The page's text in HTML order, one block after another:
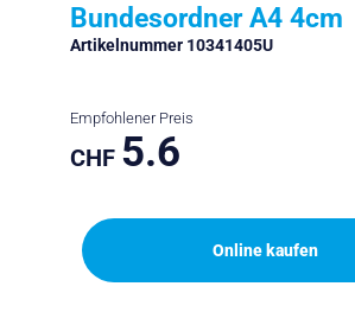
Bundesordner A4 4cm
Artikelnummer 10341405U
Empfohlener Preis
CHF 5.6
Online kaufen